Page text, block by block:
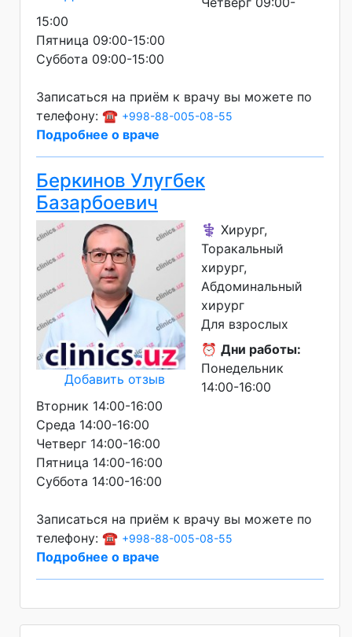
15:00
Пятница 09:00-15:00
Суббота 09:00-15:00
Записаться на приём к врачу вы можете по
телефону: ☎️ +998-88-005-08-55
Подробнее о враче
Беркинов Улугбек
Базарбоевич
Добавить отзыв
⚕️ Хирург,
Торакальный
хирург,
Абдоминальный
хирург
Для взрослых
⏰ Дни работы:
Понедельник
14:00-16:00
Вторник 14:00-16:00
Среда 14:00-16:00
Четверг 14:00-16:00
Пятница 14:00-16:00
Суббота 14:00-16:00
Записаться на приём к врачу вы можете по
телефону: ☎️ +998-88-005-08-55
Подробнее о враче